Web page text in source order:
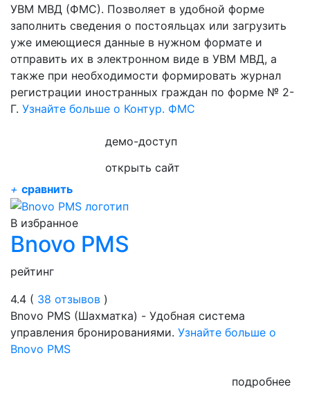
УВМ МВД (ФМС). Позволяет в удобной форме
заполнить сведения о постояльцах или загрузить
уже имеющиеся данные в нужном формате и
отправить их в электронном виде в УВМ МВД, а
также при необходимости формировать журнал
регистрации иностранных граждан по форме № 2-
Г. Узнайте больше о Контур. ФМС
демо-доступ
открыть сайт
+ сравнить
В избранное
Bnovo PMS
рейтинг
4.4 ( 38 отзывов )
Bnovo PMS (Шахматка) - Удобная система
управления бронированиями. Узнайте больше о
Bnovo PMS
подробнее